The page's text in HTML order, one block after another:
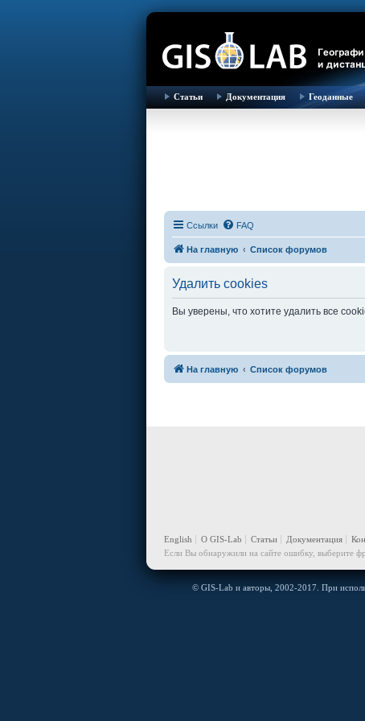
Статьи Документация Геоданные
Ссылки FAQ
На главную Список форумов
Удалить cookies
Вы уверены, что хотите удалить все
На главную Список форумов
English О GIS-Lab Статьи Документация
Если Вы обнаружили на сайте ошибку, выберите
© GIS-Lab и авторы, 2002-2017. При